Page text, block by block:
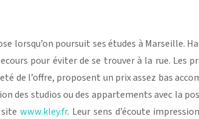
lorsqu’on poursuit ses études à
pour éviter de se trouver à la rue.
de l’offre, proposent un prix assez bas
des studios ou des appartements avec la
www.kley.fr. Leur sens d’écoute